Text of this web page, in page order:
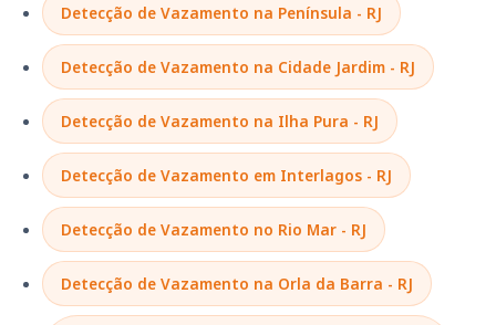
Detecção de Vazamento na Península - RJ
Detecção de Vazamento na Cidade Jardim - RJ
Detecção de Vazamento na Ilha Pura - RJ
Detecção de Vazamento em Interlagos - RJ
Detecção de Vazamento no Rio Mar - RJ
Detecção de Vazamento na Orla da Barra - RJ